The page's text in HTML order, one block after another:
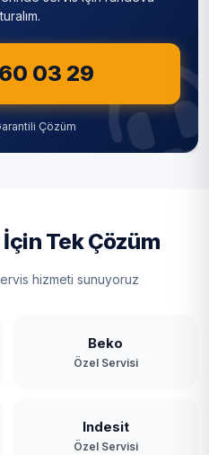
03 29
Çözüm
Tek Çözüm
hizmeti sunuyoruz
Beko
Özel Servisi
Indesit
Özel Servisi